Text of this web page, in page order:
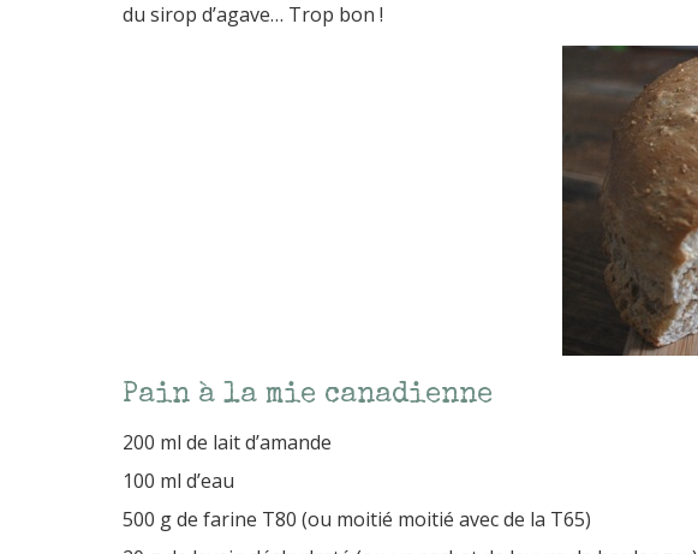
du sirop d’agave… Trop bon !
Pain à la mie canadienne
200 ml de lait d’amande
100 ml d’eau
500 g de farine T80 (ou moitié moitié avec de la T65)